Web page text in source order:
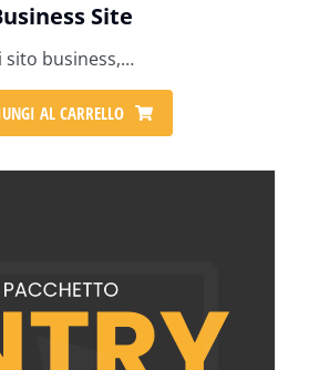
Site
sito business,…
AL CARRELLO